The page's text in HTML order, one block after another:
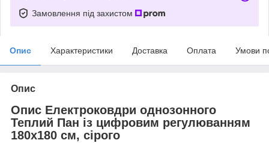
Замовлення під захистом
Опис Характеристики Доставка Оплата Умови
Опис
Опис Електроковдри однозонного
Теплий Пан із цифровим регулюванням
180x180 см, сірого